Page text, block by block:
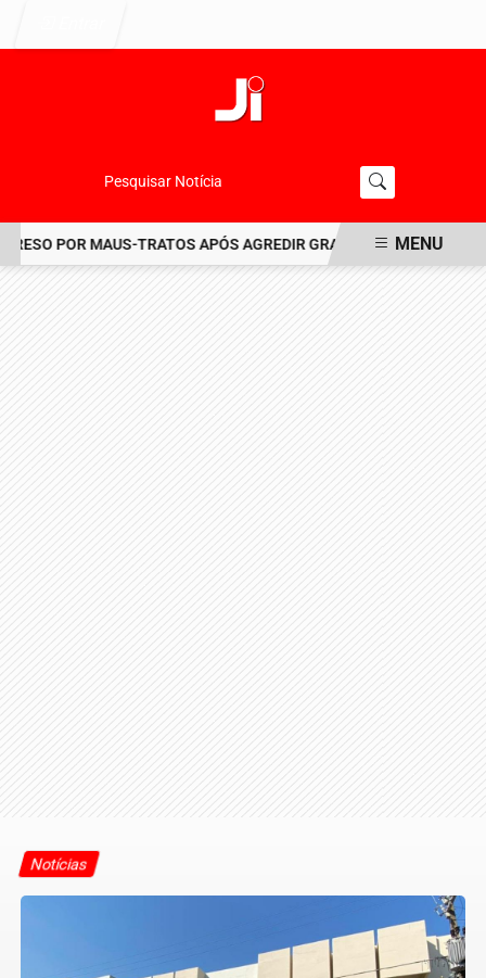
Pesquisar Notícia
POR MAUS-TRATOS APÓS AGREDIR GRAVEMENTE CACHORRO
MENU
Notícias